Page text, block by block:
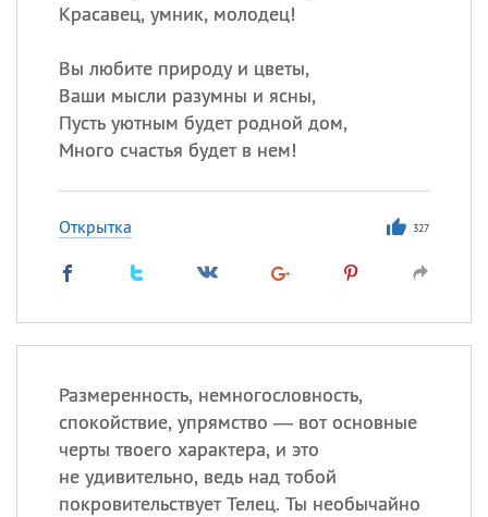
Красавец, умник, молодец!
Вы любите природу и цветы,
Ваши мысли разумны и ясны,
Пусть уютным будет родной дом,
Много счастья будет в нем!
Открытка 327
Размеренность, немногословность,
спокойствие, упрямство — вот основные
черты твоего характера, и это
не удивительно, ведь над тобой
покровительствует Телец. Ты необычайно